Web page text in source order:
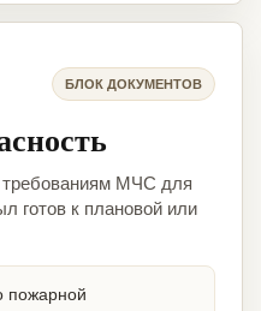
БЛОК ДОКУМЕНТОВ
требованиям МЧС для
готов к плановой или
пожарной